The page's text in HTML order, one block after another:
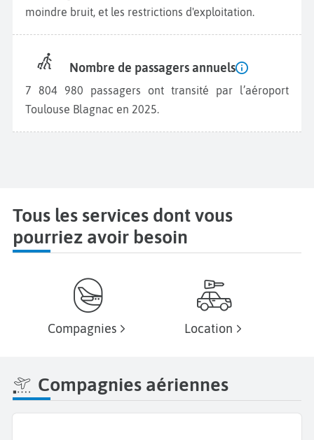
moindre bruit, et les restrictions d'exploitation.
Nombre de passagers annuels
7 804 980 passagers ont transité par l’aéroport
Toulouse Blagnac en 2025.
Tous les services dont vous
pourriez avoir besoin
Compagnies Location
Compagnies aériennes